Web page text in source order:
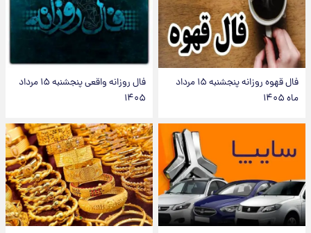
فال قهوه روزانه پنجشنبه ۱۵ مرداد
ماه ۱۴۰۵
فال روزانه واقعی پنجشنبه ۱۵ مرداد
۱۴۰۵